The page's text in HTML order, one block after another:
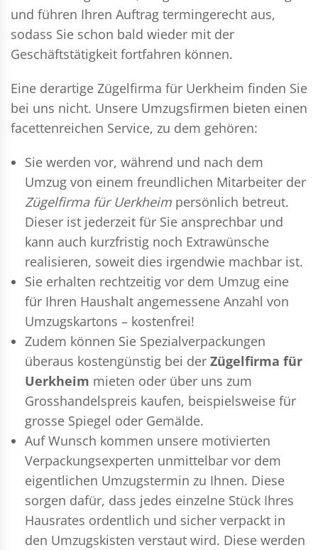
und führen Ihren Auftrag termingerecht aus,
sodass Sie schon bald wieder mit der
Geschäftstätigkeit fortfahren können.
Eine derartige Zügelfirma für Uerkheim finden Sie
bei uns nicht. Unsere Umzugsfirmen bieten einen
facettenreichen Service, zu dem gehören:
Sie werden vor, während und nach dem
Umzug von einem freundlichen Mitarbeiter der
Zügelfirma für Uerkheim persönlich betreut.
Dieser ist jederzeit für Sie ansprechbar und
kann auch kurzfristig noch Extrawünsche
realisieren, soweit dies irgendwie machbar ist.
Sie erhalten rechtzeitig vor dem Umzug eine
für Ihren Haushalt angemessene Anzahl von
Umzugskartons – kostenfrei!
Zudem können Sie Spezialverpackungen
überaus kostengünstig bei der Zügelfirma für
Uerkheim mieten oder über uns zum
Grosshandelspreis kaufen, beispielsweise für
grosse Spiegel oder Gemälde.
Auf Wunsch kommen unsere motivierten
Verpackungsexperten unmittelbar vor dem
eigentlichen Umzugstermin zu Ihnen. Diese
sorgen dafür, dass jedes einzelne Stück Ihres
Hausrates ordentlich und sicher verpackt in
den Umzugskisten verstaut wird. Diese werden